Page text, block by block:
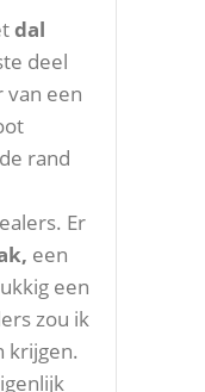
dal
deel
van een
rand
Er
een
een
zou ik
krijgen.